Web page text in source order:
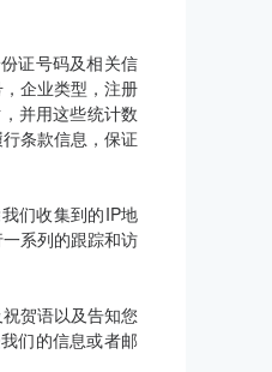
证号码及相关信
企业类型，注册
并用这些统计数
条款信息，保证
们收集到的IP地
系列的跟踪和访
贺语以及告知您
们的信息或者邮